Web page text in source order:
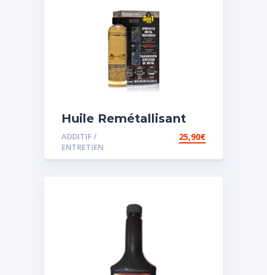
Huile Remétallisant
Moteur SMT2
ADDITIF /
ENTRETIEN
25,90€